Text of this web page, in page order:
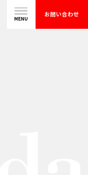
お問い合わせ